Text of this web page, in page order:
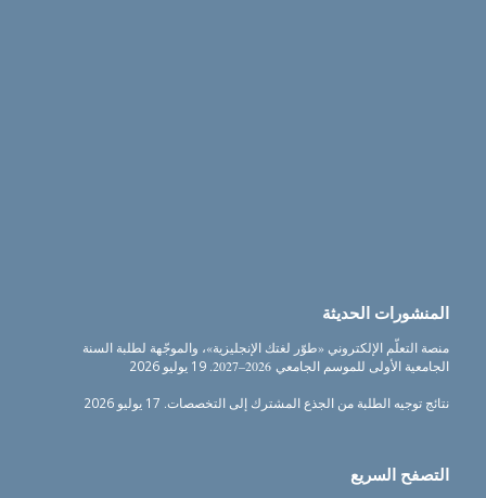
المنشورات الحديثة
منصة التعلّم الإلكتروني «طوّر لغتك الإنجليزية»، والموجّهة لطلبة السنة
الجامعية الأولى للموسم الجامعي 2026–2027.
19 يوليو 2026
نتائج توجيه الطلبة من الجذع المشترك إلى التخصصات. 17 يوليو 2026
التصفح السريع